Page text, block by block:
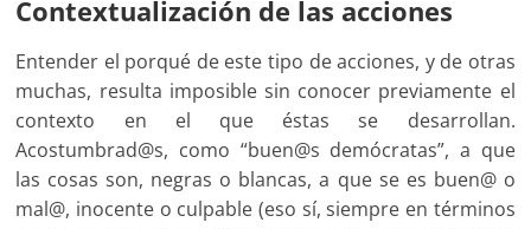
Contextualización de las acciones
Entender el porqué de este tipo de acciones, y de otras
muchas, resulta imposible sin conocer previamente el
contexto en el que éstas se desarrollan.
Acostumbrad@s, como “buen@s demócratas”, a que
las cosas son, negras o blancas, a que se es buen@ o
mal@, inocente o culpable (eso sí, siempre en términos